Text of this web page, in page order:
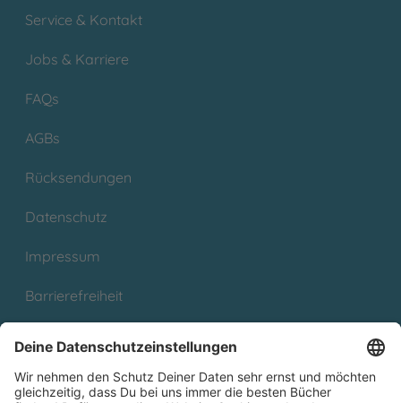
Service & Kontakt
Jobs & Karriere
FAQs
AGBs
Rücksendungen
Datenschutz
Impressum
Barrierefreiheit
Partnerprogramm (Affiliate)